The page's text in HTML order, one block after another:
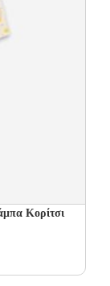
Κορίτσι